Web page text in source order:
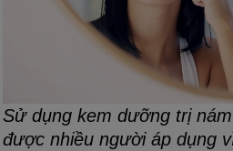
Sử dụng kem dưỡng trị
được nhiều người áp dụng